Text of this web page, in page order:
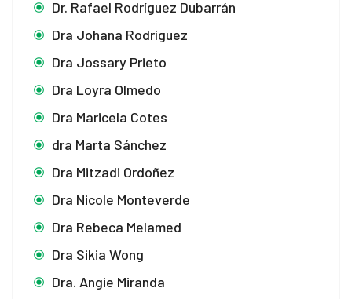
Dr. Rafael Rodríguez Dubarrán
Dra Johana Rodríguez
Dra Jossary Prieto
Dra Loyra Olmedo
Dra Maricela Cotes
dra Marta Sánchez
Dra Mitzadi Ordoñez
Dra Nicole Monteverde
Dra Rebeca Melamed
Dra Sikia Wong
Dra. Angie Miranda